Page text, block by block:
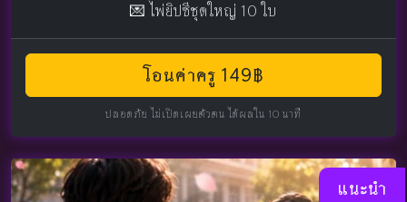
💌 ไพ่ยิปซีชุดใหญ่ 10 ใบ
โอนค่าครู 149฿
ปลอดภัย ไม่เปิดเผยตัวตน ได้ผลใน 10 นาที
แนะนำ